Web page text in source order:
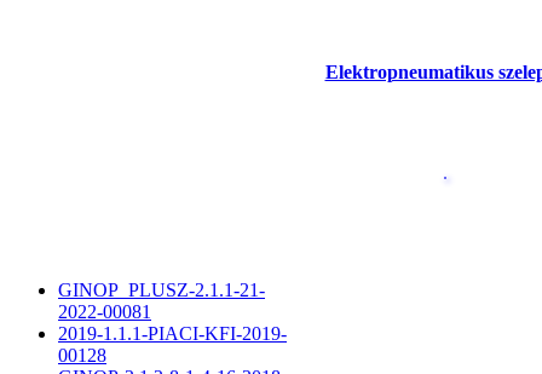
Elektropneumatikus
GINOP_PLUSZ-2.1.1-21-
2022-00081
2019-1.1.1-PIACI-KFI-2019-
00128